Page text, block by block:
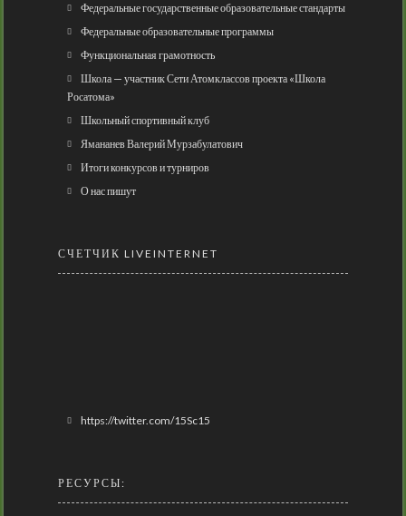
Федеральные государственные образовательные стандарты
Федеральные образовательные программы
Функциональная грамотность
Школа — участник Сети Атомклассов проекта «Школа
Росатома»
Школьный спортивный клуб
Ямананев Валерий Мурзабулатович
Итоги конкурсов и турниров
О нас пишут
СЧЕТЧИК LIVEINTERNET
https://twitter.com/15Sc15
РЕСУРСЫ: